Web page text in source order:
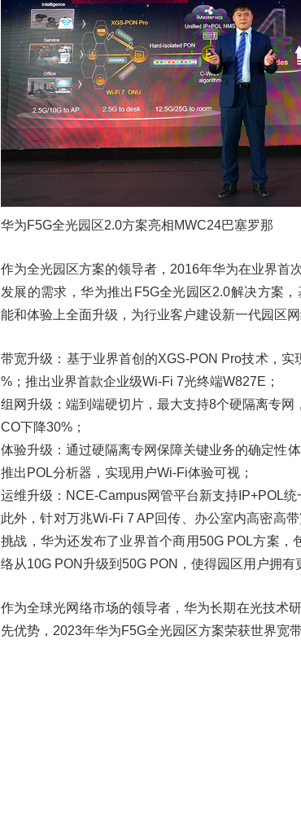
华为F5G全光园区2.0方案亮相MWC24巴塞罗那
作为全光园区方案的领导者，2016年华为在业界首
发展的需求，华为推出F5G全光园区2.0解决方案
能和体验上全面升级，为行业客户建设新一代园区网
带宽升级：基于业界首创的XGS-PON Pro技术，
%；推出业界首款企业级Wi-Fi 7光终端W827E；
组网升级：端到端硬切片，最大支持8个硬隔离专
CO下降30%；
体验升级：通过硬隔离专网保障关键业务的确定性
推出POL分析器，实现用户Wi-Fi体验可视；
运维升级：NCE-Campus网管平台新支持IP+POL统
此外，针对万兆Wi-Fi 7 AP回传、办公室内高密高
挑战，华为还发布了业界首个商用50G POL方案，
络从10G PON升级到50G PON，使得园区用户拥有
作为全球光网络市场的领导者，华为长期在光技术
先优势，2023年华为F5G全光园区方案荣获世界宽